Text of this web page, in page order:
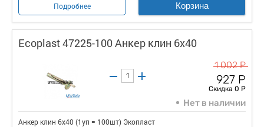
Подробнее Корзина
Ecoplast 47225-100 Анкер клин 6х40
1 002 Р
927 Р
Скидка 0 Р
Нет в наличии
Анкер клин 6х40 (1уп = 100шт) Экопласт